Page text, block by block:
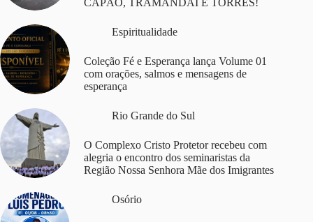
CAPÃO, TRAMANDAÍ E TORRES!
Espiritualidade
Coleção Fé e Esperança lança Volume 01
com orações, salmos e mensagens de
esperança
Rio Grande do Sul
O Complexo Cristo Protetor recebeu com
alegria o encontro dos seminaristas da
Região Nossa Senhora Mãe dos Imigrantes
Osório